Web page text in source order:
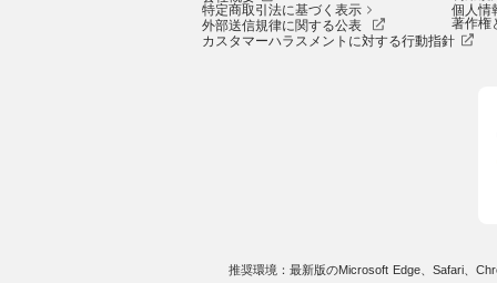
特定商取引法に基づく表示
個人情
外部送信規律に関する公表
著作権
カスタマーハラスメントに対する行動指針
推奨環境：最新版のMicrosoft Edge、Safari、